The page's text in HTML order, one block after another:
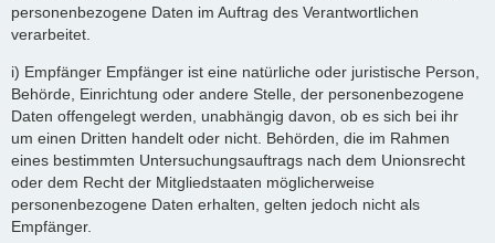
personenbezogene Daten im Auftrag des Verantwortlichen
verarbeitet.
i) Empfänger Empfänger ist eine natürliche oder juristische Person,
Behörde, Einrichtung oder andere Stelle, der personenbezogene
Daten offengelegt werden, unabhängig davon, ob es sich bei ihr
um einen Dritten handelt oder nicht. Behörden, die im Rahmen
eines bestimmten Untersuchungsauftrags nach dem Unionsrecht
oder dem Recht der Mitgliedstaaten möglicherweise
personenbezogene Daten erhalten, gelten jedoch nicht als
Empfänger.